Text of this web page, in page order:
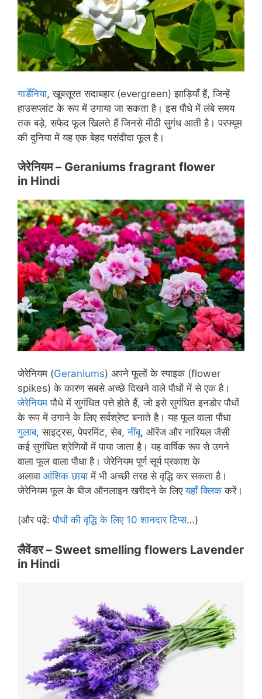
गार्डेनिया, खूबसूरत सदाबहार (evergreen) झाड़ियाँ हैं, जिन्हें
हाउसप्लांट के रूप में उगाया जा सकता है। इस पौधे में लंबे समय
तक बड़े, सफेद फूल खिलते हैं जिनसे मीठी सुगंध आती है। परफ्यूम
की दुनिया में यह एक बेहद पसंदीदा फूल है।
जेरेनियम – Geraniums fragrant flower
in Hindi
जेरेनियम (Geraniums) अपने फूलों के स्पाइक (flower
spikes) के कारण सबसे अच्छे दिखने वाले पौधों में से एक है।
जेरेनियम पौधे में सुगंधित पत्ते होते हैं, जो इसे सुगंधित इनडोर पौधों
के रूप में उगाने के लिए सर्वश्रेष्ट बनाते है। यह फूल वाला पौधा
गुलाब, साइट्रस, पेपरमिंट, सेब,नींबू, ऑरेंज और नारियल जैसी
कई सुगंधित श्रेणियों में पाया जाता है। यह वार्षिक रूप से उगने
वाला फूल वाला पौधा है। जेरेनियम पूर्ण सूर्य प्रकाश के
अलावा आंशिक छाया में भी अच्छी तरह से वृद्धि कर सकता है।
जेरेनियम फूल के बीज ऑनलाइन खरीदने के लिएयहाँ क्लिक करें।
(और पढ़ें:पौधों की वृद्धि के लिए 10 शानदार टिप्स…)
लैवेंडर – Sweet smelling flowers Lavender
in Hindi